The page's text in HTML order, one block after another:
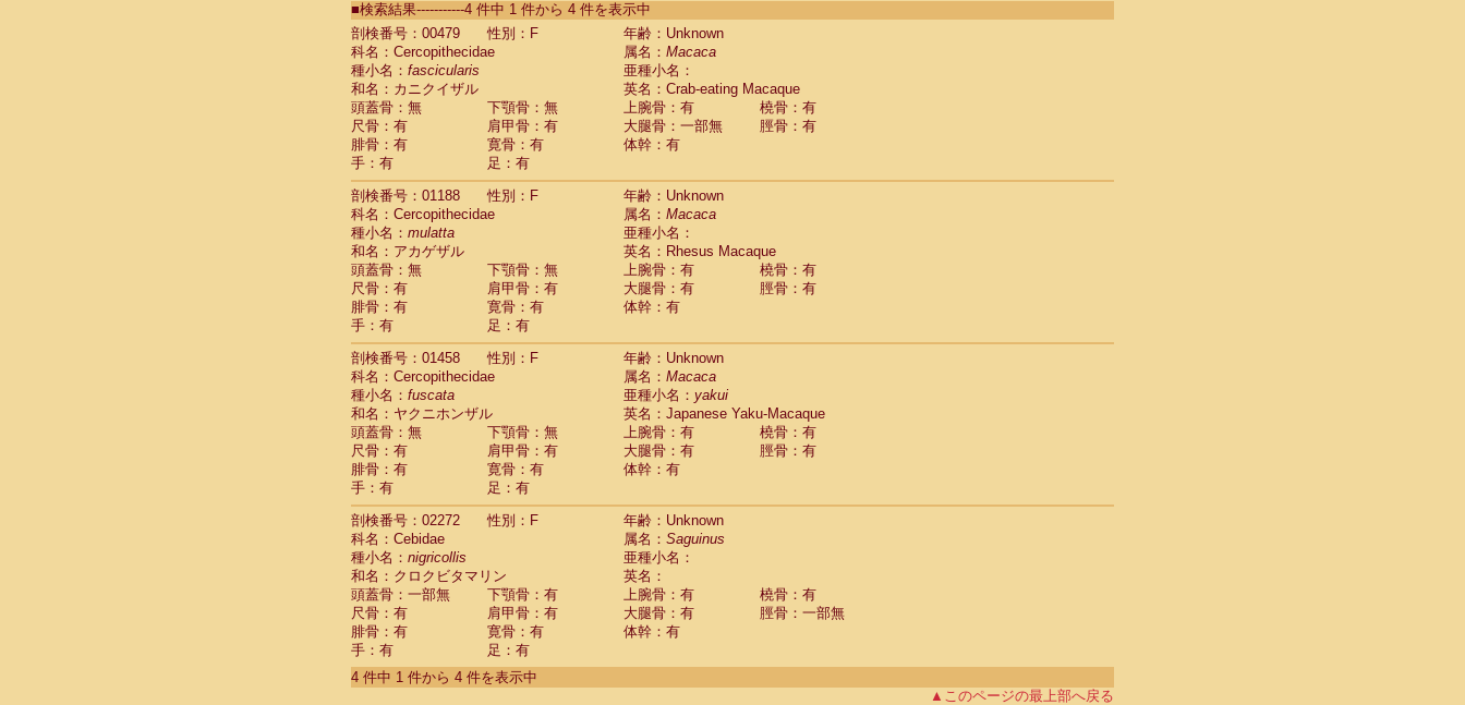
CebidaeSaguinus labiatus(0)
Cebidae Saguinus leucopus (0)
CebidaeSaguinus midas
CebidaeSaguinus mystax
CebidaeSaguinus nigricollis (1)
Cebidae Saguinus oedipus
Cebidae Saguinus weddelli
Cebidae Saguinusspp.
Cebidae Aotus trivirgatus
Cebidae Cebus albifrons
CebidaeCebus apella
Cebidae
CebidaeCebus nigrivittatus
Cebidae Cebusspp.(0)
Cebidae Saimiri boliviensis
Cebidae Saimiri sciureus
Atelidae Alouatta caraya
AtelidaeAlouatta fusca
AtelidaeAlouatta seniculus
AtelidaeAlouatta
Atelidae Ateles belzebuth
Atelidae Ateles geoffroyi
Atelidae Ateles paniscus
Atelidae Atelesspp.
Atelidae Lagothrix lagothricha
AtelidaeLagothrix lagothricha cana(0)
Pitheciidae Cacajao calvus rubicundus (0)
Pitheciidae Callicebus cupreus(0)
Pitheciidae Callicebus donacophilus(0)
PitheciidaeCallicebus moloch(0)
Pitheciidae Callicebus torquatus(0)
Pitheciidae Callicebus
Pitheciidae Chiropotes satanas
Pitheciidae Pithecia monachus
PitheciidaePithecia pithecia
■検索結果-----------4 件中 1 件から 4 件を表示中
剖検番号：00479
性別：F
年齢：Unknown
科名：Cercopithecidae
属名： Macaca
種小名： fascicularis
亜種小名：
和名：カニクイザル
英名：Crab-eating Macaque
頭蓋骨：無
下顎骨：無 上腕骨：有
橈骨：有
尺骨：有
肩甲骨：有 大腿骨：一部無
脛骨：有
腓骨：有
寛骨：有
体幹：有
手：有
足：有
剖検番号：01188
性別：F
年齢：Unknown
科名：Cercopithecidae
属名： Macaca
種小名： mulatta
亜種小名：
和名：アカゲザル
英名：Rhesus Macaque
頭蓋骨：無
下顎骨：無 上腕骨：有
橈骨：有
尺骨：有
肩甲骨：有 大腿骨：有
脛骨：有
腓骨：有
寛骨：有
体幹：有
手：有
足：有
剖検番号：01458
性別：F
年齢：Unknown
科名：Cercopithecidae
属名： Macaca
種小名： fuscata 亜種小名： yakui
和名：ヤクニホンザル
英名：Japanese Yaku-Macaque
頭蓋骨：無
下顎骨：無 上腕骨：有
橈骨：有
尺骨：有
肩甲骨：有 大腿骨：有
脛骨：有
腓骨：有
寛骨：有
体幹：有
手：有
足：有
剖検番号：02272
性別：F
年齢：Unknown
科名：Cebidae
属名： Saguinus
種小名： nigricollis
亜種小名：
和名：クロクビタマリン
英名：
頭蓋骨：一部無
下顎骨：有 上腕骨：有
橈骨：有
尺骨：有
肩甲骨：有 大腿骨：有
脛骨：一部無
腓骨：有
寛骨：有
体幹：有
手：有
足：有
4 件中 1 件から 4 件を表示中
▲このページの最上部へ戻る